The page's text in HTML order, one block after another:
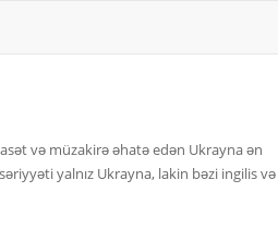
və müzakirə əhatə edən Ukrayna ən
yalnız Ukrayna, lakin bəzi ingilis və